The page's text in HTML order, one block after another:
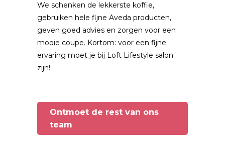
We schenken de lekkerste koffie,
gebruiken hele fijne Aveda producten,
geven goed advies en zorgen voor een
mooie coupe. Kortom: voor een fijne
ervaring moet je bij Loft Lifestyle salon
zijn!
Ontmoet de rest van ons
team